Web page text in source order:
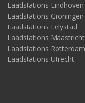
Laadstations Eindhoven
Laadstations Groningen
Laadstations Lelystad
Laadstations Maastricht
Laadstations Rotterdam
Laadstations Utrecht